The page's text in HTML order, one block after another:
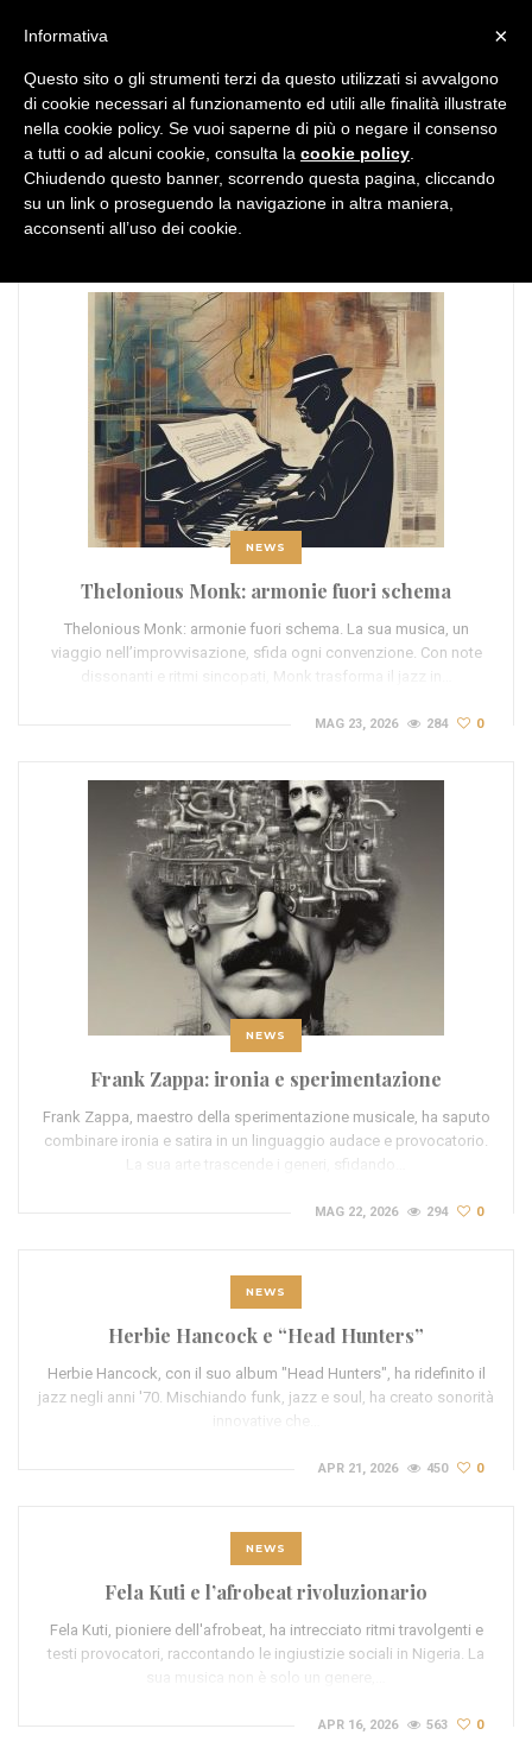
TAG: jazz
NEWS
Thelonious Monk: armonie fuori schema
Thelonious Monk: armonie fuori schema. La sua musica, un
viaggio nell’improvvisazione, sfida ogni convenzione. Con note
dissonanti e ritmi sincopati, Monk trasforma il jazz in…
MAG 23, 2026 284 0
NEWS
Frank Zappa: ironia e sperimentazione
Frank Zappa, maestro della sperimentazione musicale, ha saputo
combinare ironia e satira in un linguaggio audace e provocatorio.
La sua arte trascende i generi, sfidando…
MAG 22, 2026 294 0
NEWS
Herbie Hancock e “Head Hunters”
Herbie Hancock, con il suo album "Head Hunters", ha ridefinito il
jazz negli anni '70. Mischiando funk, jazz e soul, ha creato sonorità
innovative che…
APR 21, 2026 450 0
NEWS
Fela Kuti e l’afrobeat rivoluzionario
Fela Kuti, pioniere dell'afrobeat, ha intrecciato ritmi travolgenti e
testi provocatori, raccontando le ingiustizie sociali in Nigeria. La
APR 16, 2026 563 0
×
Informativa
Questo sito o gli strumenti terzi da questo utilizzati si avvalgono
di cookie necessari al funzionamento ed utili alle finalità illustrate
nella cookie policy. Se vuoi saperne di più o negare il consenso
a tutti o ad alcuni cookie, consulta la cookie policy
Chiudendo questo banner, scorrendo questa pagina, cliccando
su un link o proseguendo la navigazione in altra maniera,
acconsenti all’uso dei cookie.